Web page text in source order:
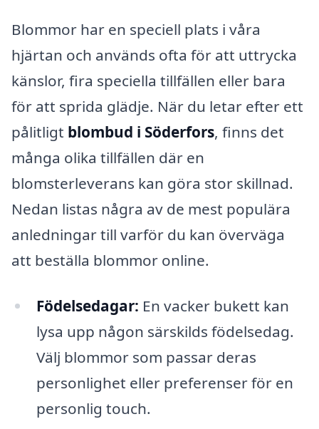
Blommor har en speciell plats i våra
hjärtan och används ofta för att uttrycka
känslor, fira speciella tillfällen eller bara
för att sprida glädje. När du letar efter ett
pålitligt blombud i Söderfors, finns det
många olika tillfällen där en
blomsterleverans kan göra stor skillnad.
Nedan listas några av de mest populära
anledningar till varför du kan överväga
att beställa blommor online.
Födelsedagar: En vacker bukett kan
lysa upp någon särskilds födelsedag.
Välj blommor som passar deras
personlighet eller preferenser för en
personlig touch.